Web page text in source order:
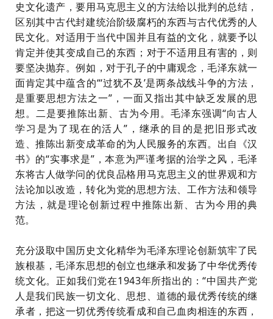
史文化遗产，要用马克思主义的方法给以批判的总结，
区别其中古代封建统治阶级腐朽的东西与古代优秀的人
民文化。对适用于当代中国并且有益的文化，就要予以
肯定并使其变成自己的东西；对于不适用且有害的，则
要坚决抛弃。例如，对于孔子的中庸观念，毛泽东就一
面肯定其中蕴含的“‘过犹不及’是两条战线斗争的方法，
是重要思想方法之一”，一面又指出其中缺乏发展的思
想。二是要推陈出新、古为今用。毛泽东强调“向古人
学习是为了现在的活人”，继承的目的是把旧形式改
造、推陈出新变成革命的为人民服务的东西。出自《汉
书》的“实事求是”，本意为严谨考据的治学之风，毛泽
东将古人做学问的优良品格用马克思主义的世界观和方
法论加以改造，转化为党的思想方法、工作方法和领导
方法，就是理论创新过程中推陈出新、古为今用的典
范。
充分汲取中国历史文化精华为毛泽东理论创新筑牢了民
族根基，毛泽东思想的创立也继承和发扬了中华优秀传
统文化。正如我们党在1943年所指出的：“中国共产党
人是我们民族一切文化、思想、道德的最优秀传统的继
承者，把这一切优秀传统看成和自己血肉相连的东西，